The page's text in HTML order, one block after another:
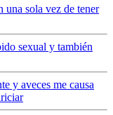
una sola vez de tener
sexual y también
y aveces me causa